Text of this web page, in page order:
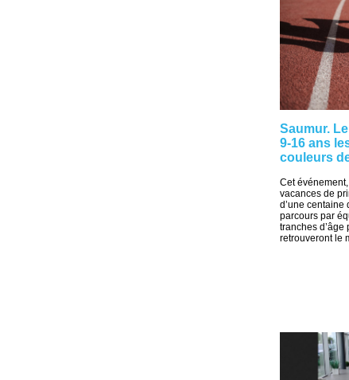
Saumur.
9-16 ans
couleurs
Cet
vacances de
d’une centaine
parcours par
tranches d’âge
retrouveront le